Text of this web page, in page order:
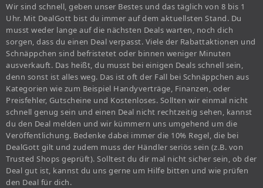
Wir sind schnell, geben unser Bestes und das täglich von 8 bis 1
Uhr. Mit DealGott bist du immer auf dem aktuellsten Stand. Du
musst weder lange auf die nächsten Deals warten, noch dich
sorgen, dass du einen Deal verpasst. Viele der Rabattaktionen und
Schnäppchen sind befristetet oder binnen weniger Minuten
ausverkauft. Das heißt, du musst bei einigen Deals schnell sein,
denn sonst ist alles weg. Das ist oft der Fall bei Schnäppchen aus
Kategorien wie zum Beispiel Handyverträge, Finanzen, oder
Preisfehler, Gutscheine und Kostenloses. Sollten wir einmal nicht
schnell genug sein und einen Deal nicht rechtzeitig sehen, kannst
du den Deal melden und wir kümmern uns umgehend um die
Veröffentlichung. Bedenke dabei immer die 10% Regel, die bei
DealGott gilt und zudem muss der Händler seriös sein (z.B. von
Trusted Shops geprüft). Solltest du dir mal nicht sicher sein, ob der
Deal gut ist, kannst du uns gerne um Hilfe bitten und wie prüfen
den Deal für dich.